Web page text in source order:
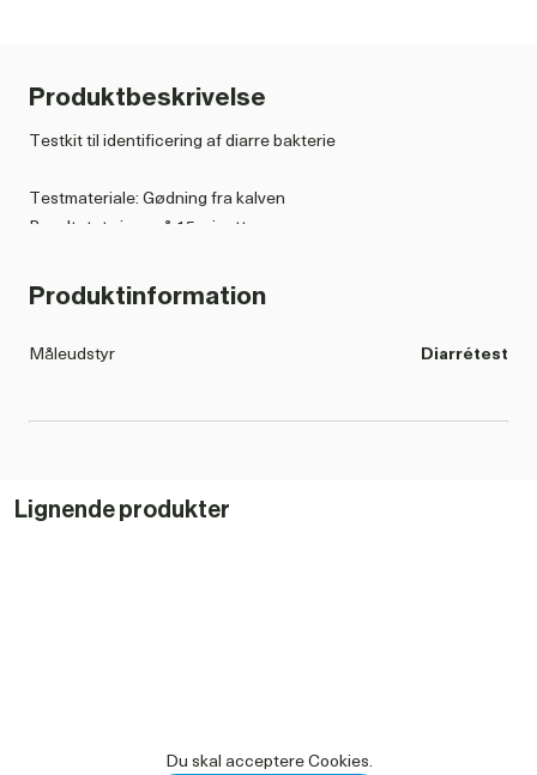
Produktbeskrivelse
Testkit til identificering af diarre bakterie
Testmateriale: Gødning fra kalven
Resultatet vises på 15 minutter
- E-Coli
- Coronavirus
- Cryptosporidier
Gør det nemmere at standardisere kalvepasningen via viden om
Produktinformation
Måleudstyr Diarrétest
Lignende produkter
Du skal acceptere Cookies.